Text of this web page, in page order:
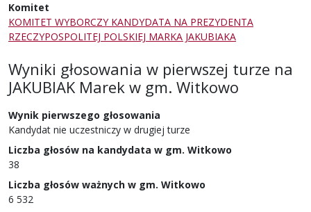
Komitet
KOMITET WYBORCZY KANDYDATA NA PREZYDENTA
RZECZYPOSPOLITEJ POLSKIEJ MARKA JAKUBIAKA
Wyniki głosowania w pierwszej turze na
JAKUBIAK Marek w gm. Witkowo
Wynik pierwszego głosowania
Kandydat nie uczestniczy w drugiej turze
Liczba głosów na kandydata w gm. Witkowo
38
Liczba głosów ważnych w gm. Witkowo
6 532